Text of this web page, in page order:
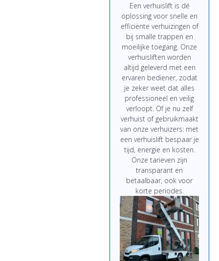
Een verhuislift is dé
oplossing voor snelle en
efficiënte verhuizingen of
bij smalle trappen en
moeilijke toegang. Onze
verhuisliften worden
altijd geleverd met een
ervaren bediener, zodat
je zeker weet dat alles
professioneel en veilig
verloopt. Of je nu zelf
verhuist of gebruikmaakt
van onze verhuizers: met
een verhuislift bespaar je
tijd, energie en kosten.
Onze tarieven zijn
transparant en
betaalbaar, ook voor
korte periodes.